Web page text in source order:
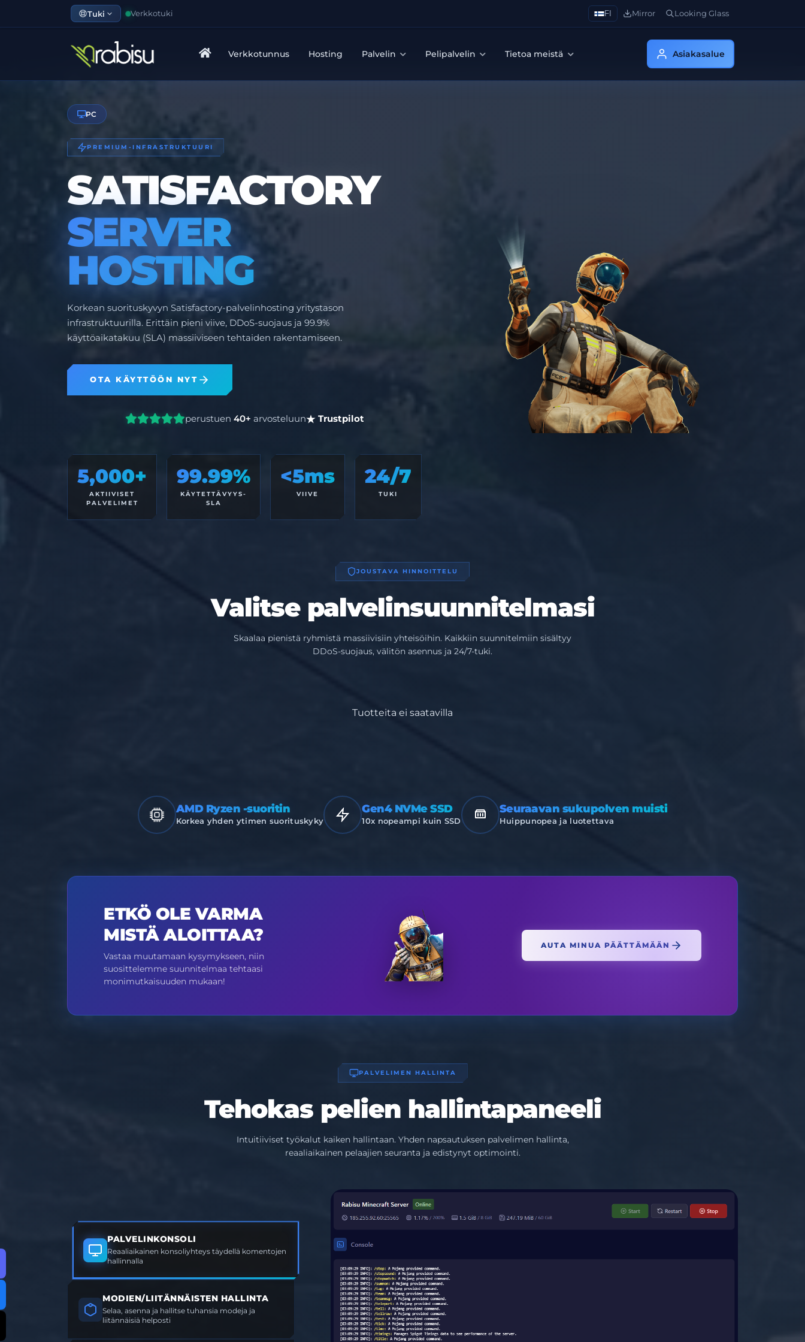
Tuki Verkkotuki FI Mirror Looking Glass
Verkkotunnus Hosting Palvelin Pelipalvelin Tietoa meistä Asiakasalue
PC
PREMIUM-INFRASTRUKTUURI
SATISFACTORY
SERVER
HOSTING
Korkean suorituskyvyn Satisfactory-palvelinhosting yritystason
infrastruktuurilla. Erittäin pieni viive, DDoS-suojaus ja 99.9%
käyttöaikatakuu (SLA) massiiviseen tehtaiden rakentamiseen.
OTA KÄYTTÖÖN NYT
perustuen 40+ arvosteluun Trustpilot
5,000+
AKTIIVISET
PALVELIMET
99.99%
KÄYTETTÄVYYS-
SLA
<5ms
VIIVE
24/7
TUKI
JOUSTAVA HINNOITTELU
Valitse palvelinsuunnitelmasi
Skaalaa pienistä ryhmistä massiivisiin yhteisöihin. Kaikkiin suunnitelmiin sisältyy
DDoS-suojaus, välitön asennus ja 24/7-tuki.
Tuotteita ei saatavilla
AMD Ryzen -suoritin
Korkea yhden ytimen suorituskyky
Gen4 NVMe SSD
10x nopeampi kuin SSD
Seuraavan sukupolven muisti
Huippunopea ja luotettava
ETKÖ OLE VARMA
MISTÄ ALOITTAA?
Vastaa muutamaan kysymykseen, niin
suosittelemme suunnitelmaa tehtaasi
monimutkaisuuden mukaan!
AUTA MINUA PÄÄTTÄMÄÄN
PALVELIMEN HALLINTA
Tehokas pelien hallintapaneeli
Intuitiiviset työkalut kaiken hallintaan. Yhden napsautuksen palvelimen hallinta,
reaaliaikainen pelaajien seuranta ja edistynyt optimointi.
PALVELINKONSOLI
Reaaliaikainen konsoliyhteys täydellä komentojen
hallinnalla
MODIEN/LIITÄNNÄISTEN HALLINTA
Selaa, asenna ja hallitse tuhansia modeja ja
liitännäisiä helposti